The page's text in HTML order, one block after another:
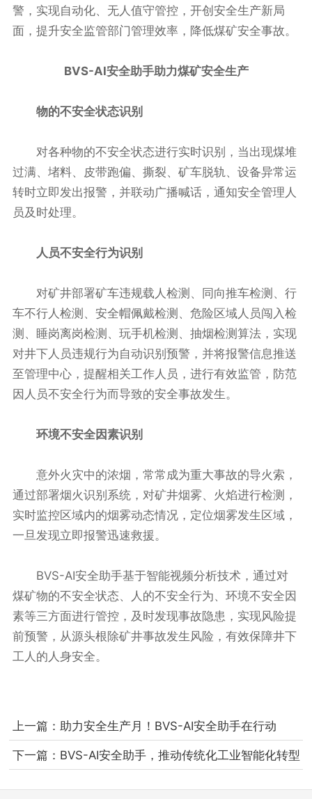
警，实现自动化、无人值守管控，开创安全生产新局
面，提升安全监管部门管理效率，降低煤矿安全事故。
BVS-AI安全助手助力煤矿安全生产
物的不安全状态识别
对各种物的不安全状态进行实时识别，当出现煤堆
过满、堵料、皮带跑偏、撕裂、矿车脱轨、设备异常运
转时立即发出报警，并联动广播喊话，通知安全管理人
员及时处理。
人员不安全行为识别
对矿井部署矿车违规载人检测、同向推车检测、行
车不行人检测、安全帽佩戴检测、危险区域人员闯入检
测、睡岗离岗检测、玩手机检测、抽烟检测算法，实现
对井下人员违规行为自动识别预警，并将报警信息推送
至管理中心，提醒相关工作人员，进行有效监管，防范
因人员不安全行为而导致的安全事故发生。
环境不安全因素识别
意外火灾中的浓烟，常常成为重大事故的导火索，
通过部署烟火识别系统，对矿井烟雾、火焰进行检测，
实时监控区域内的烟雾动态情况，定位烟雾发生区域，
一旦发现立即报警迅速救援。
BVS-AI安全助手基于智能视频分析技术，通过对
煤矿物的不安全状态、人的不安全行为、环境不安全因
素等三方面进行管控，及时发现事故隐患，实现风险提
前预警，从源头根除矿井事故发生风险，有效保障井下
工人的人身安全。
上一篇： 助力安全生产月！BVS-AI安全助手在行动
下一篇： BVS-AI安全助手，推动传统化工业智能化转型